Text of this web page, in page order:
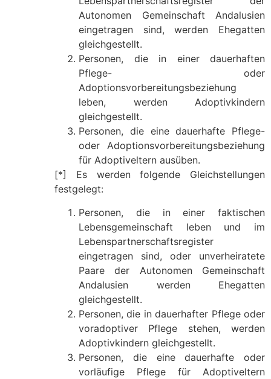
Autonomen Gemeinschaft Andalusien
eingetragen sind, werden Ehegatten
gleichgestellt.
Personen, die in einer dauerhaften
Pflege- oder
Adoptionsvorbereitungsbeziehung
leben, werden Adoptivkindern
gleichgestellt.
Personen, die eine dauerhafte Pflege-
oder Adoptionsvorbereitungsbeziehung
für Adoptiveltern ausüben.
[*] Es werden folgende Gleichstellungen
festgelegt:
Personen, die in einer faktischen
Lebensgemeinschaft leben und im
Lebenspartnerschaftsregister
eingetragen sind, oder unverheiratete
Paare der Autonomen Gemeinschaft
Andalusien werden Ehegatten
gleichgestellt.
Personen, die in dauerhafter Pflege oder
voradoptiver Pflege stehen, werden
Adoptivkindern gleichgestellt.
Personen, die eine dauerhafte oder
vorläufige Pflege für Adoptiveltern